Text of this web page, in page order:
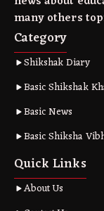
many others
Category
Shikshak Diary
Basic Shikshak
Basic News
Basic Shiksha
Quick Links
About Us